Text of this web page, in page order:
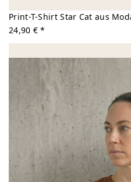
Print-T-Shirt Star Cat aus
24,90 € *